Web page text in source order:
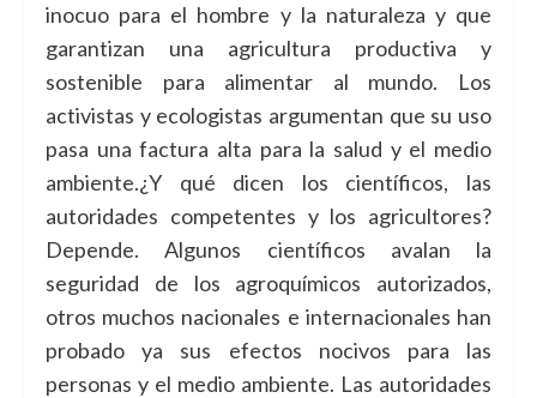
inocuo para el hombre y la naturaleza y que
garantizan una agricultura productiva y
sostenible para alimentar al mundo. Los
activistas y ecologistas argumentan que su uso
pasa una factura alta para la salud y el medio
ambiente.¿Y qué dicen los científicos, las
autoridades competentes y los agricultores?
Depende. Algunos científicos avalan la
seguridad de los agroquímicos autorizados,
otros muchos nacionales e internacionales han
probado ya sus efectos nocivos para las
personas y el medio ambiente. Las autoridades